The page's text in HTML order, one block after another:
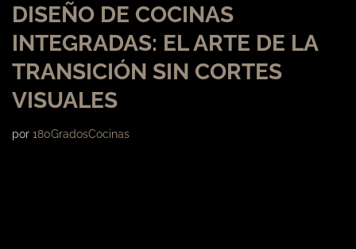
DISEÑO DE COCINAS
INTEGRADAS: EL ARTE DE LA
TRANSICIÓN SIN CORTES
VISUALES
por 180GradosCocinas